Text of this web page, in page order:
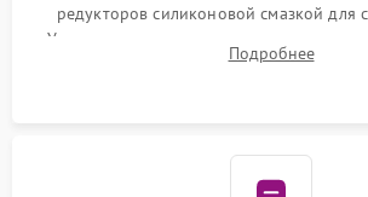
редукторов силиконовой смазкой для
Установка новых расходных материалов
микрофибры, щеток). Надежная
Подробнее